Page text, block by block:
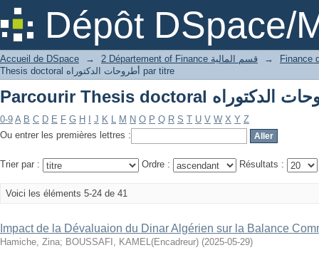
Dépôt DSpace/
Accueil de DSpace → 2 Département of Finance قسم المالية
→
Thesis doctoral أطروحات الدكتوراه par titre
0-9 A B C D E F G H J K L M N O P Q R S T U V W X Y Z
Ou entrer les premières lettres :
Trier par : Ordre : Résultats :
Voici les éléments 5-24 de 41
Impact de la Dévaluaion du Dinar Algérien sur la Balance
Hamiche, Zina; BOUSSAFI, KAMEL(Encadreur) (2025-05-29)